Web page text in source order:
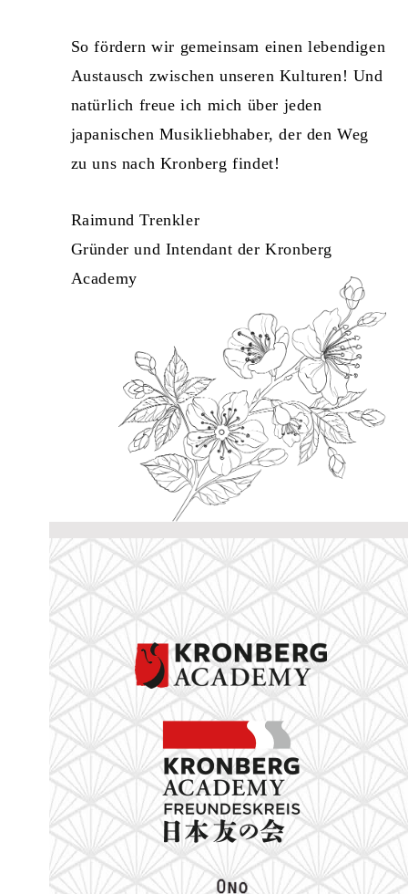
So fördern wir gemeinsam einen lebendigen
Austausch zwischen unseren Kulturen! Und
natürlich freue ich mich über jeden
japanischen Musikliebhaber, der den Weg
zu uns nach Kronberg findet!
Raimund Trenkler
Gründer und Intendant der Kronberg
Academy